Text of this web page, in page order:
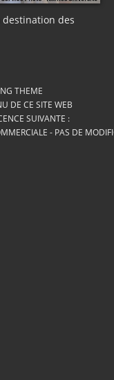
destination des
THEME
DE CE SITE WEB
SUIVANTE :
- PAS DE